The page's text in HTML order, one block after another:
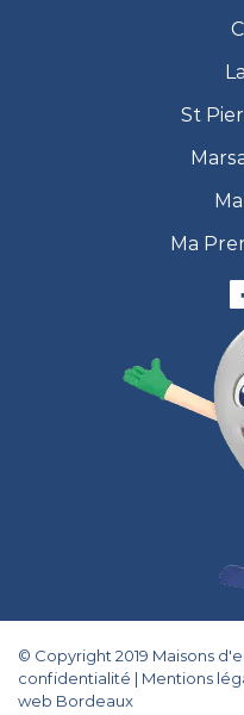
St
Ma
© Copyright 2019 Maisons
confidentialité | Mentions
web Bordeaux